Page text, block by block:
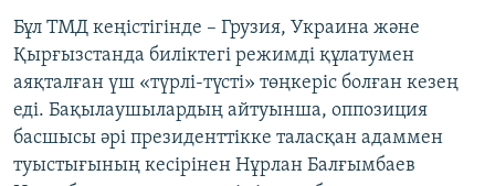
Бұл ТМД кеңістігінде – Грузия, Украина және
Қырғызстанда биліктегі режимді құлатумен
аяқталған үш «түрлі-түсті» төңкеріс болған кезең
еді. Бақылаушылардың айтуынша, оппозиция
басшысы әрі президенттікке таласқан адаммен
туыстығының кесірінен Нұрлан Балғымбаев